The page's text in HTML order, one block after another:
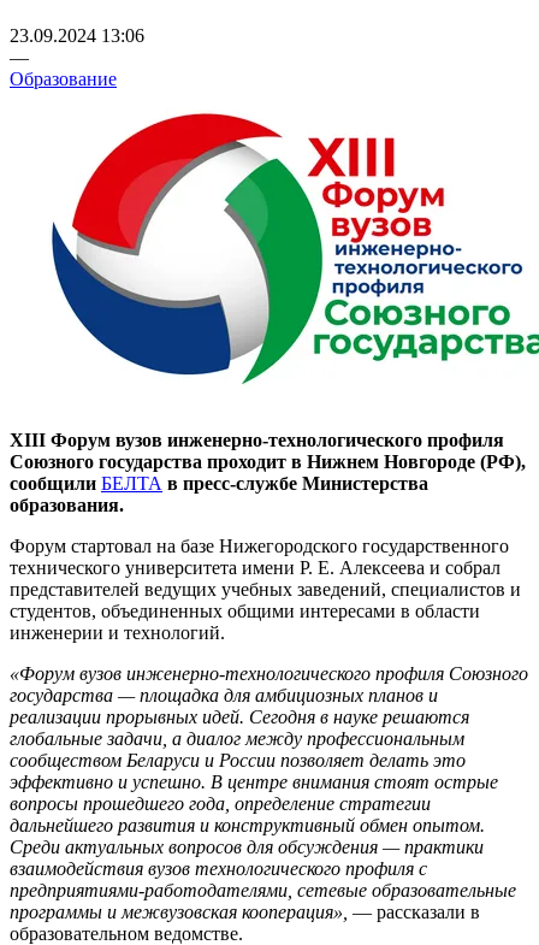
23.09.2024 13:06
—
Образование
XIII Форум вузов инженерно-технологического профиля
Союзного государства проходит в Нижнем Новгороде (РФ),
сообщили БЕЛТА в пресс-службе Министерства
образования.
Форум стартовал на базе Нижегородского государственного
технического университета имени Р. Е. Алексеева и собрал
представителей ведущих учебных заведений, специалистов и
студентов, объединенных общими интересами в области
инженерии и технологий.
«Форум вузов инженерно-технологического профиля Союзного
государства — площадка для амбициозных планов и
реализации прорывных идей. Сегодня в науке решаются
глобальные задачи, а диалог между профессиональным
сообществом Беларуси и России позволяет делать это
эффективно и успешно. В центре внимания стоят острые
вопросы прошедшего года, определение стратегии
дальнейшего развития и конструктивный обмен опытом.
Среди актуальных вопросов для обсуждения — практики
взаимодействия вузов технологического профиля с
предприятиями-работодателями, сетевые образовательные
программы и межвузовская кооперация», — рассказали в
образовательном ведомстве.